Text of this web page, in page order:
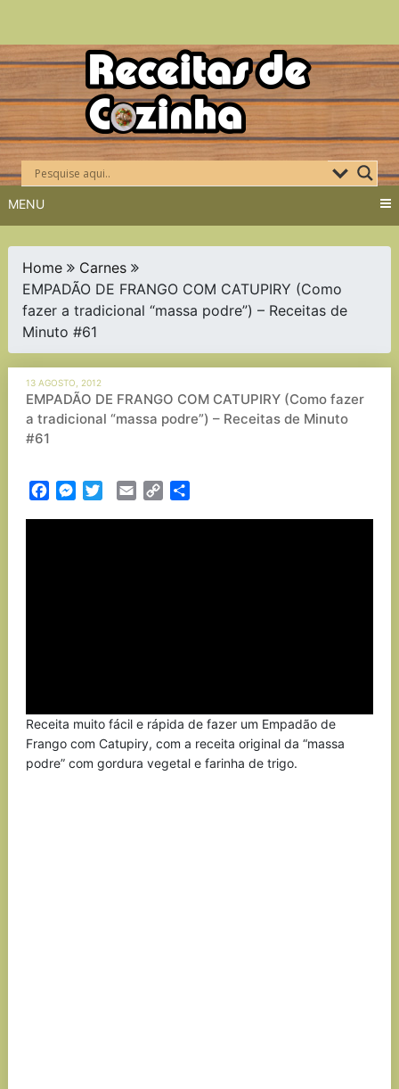
Skip
to
content
MENU
Home
Carnes
EMPADÃO DE FRANGO COM CATUPIRY (Como
fazer a tradicional “massa podre”) – Receitas de
Minuto #61
13 AGOSTO, 2012
EMPADÃO DE FRANGO COM CATUPIRY (Como fazer
a tradicional “massa podre”) – Receitas de Minuto
#61
FacebookMessenger
TwitterEmail Copy
Receita muito fácil e rápida de fazer um Empadão de
Frango com Catupiry, com a receita original da “massa
podre” com gordura vegetal e farinha de trigo.